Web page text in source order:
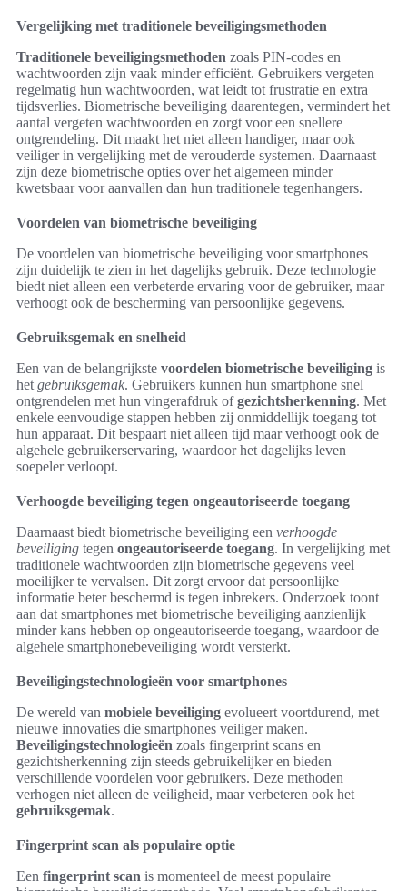
Vergelijking met traditionele beveiligingsmethoden
Traditionele beveiligingsmethoden zoals PIN-codes en
wachtwoorden zijn vaak minder efficiënt. Gebruikers vergeten
regelmatig hun wachtwoorden, wat leidt tot frustratie en extra
tijdsverlies. Biometrische beveiliging daarentegen, vermindert het
aantal vergeten wachtwoorden en zorgt voor een snellere
ontgrendeling. Dit maakt het niet alleen handiger, maar ook
veiliger in vergelijking met de verouderde systemen. Daarnaast
zijn deze biometrische opties over het algemeen minder
kwetsbaar voor aanvallen dan hun traditionele tegenhangers.
Voordelen van biometrische beveiliging
De voordelen van biometrische beveiliging voor smartphones
zijn duidelijk te zien in het dagelijks gebruik. Deze technologie
biedt niet alleen een verbeterde ervaring voor de gebruiker, maar
verhoogt ook de bescherming van persoonlijke gegevens.
Gebruiksgemak en snelheid
Een van de belangrijkste voordelen biometrische beveiliging is
het gebruiksgemak. Gebruikers kunnen hun smartphone snel
ontgrendelen met hun vingerafdruk ofgezichtsherkenning. Met
enkele eenvoudige stappen hebben zij onmiddellijk toegang tot
hun apparaat. Dit bespaart niet alleen tijd maar verhoogt ook de
algehele gebruikerservaring, waardoor het dagelijks leven
soepeler verloopt.
Verhoogde beveiliging tegen ongeautoriseerde toegang
Daarnaast biedt biometrische beveiliging een verhoogde
beveiliging tegen ongeautoriseerde toegang. In vergelijking met
traditionele wachtwoorden zijn biometrische gegevens veel
moeilijker te vervalsen. Dit zorgt ervoor dat persoonlijke
informatie beter beschermd is tegen inbrekers. Onderzoek toont
aan dat smartphones met biometrische beveiliging aanzienlijk
minder kans hebben op ongeautoriseerde toegang, waardoor de
algehele smartphonebeveiliging wordt versterkt.
Beveiligingstechnologieën voor smartphones
De wereld van mobiele beveiliging evolueert voortdurend, met
nieuwe innovaties die smartphones veiliger maken.
Beveiligingstechnologieën zoals fingerprint scans en
gezichtsherkenning zijn steeds gebruikelijker en bieden
verschillende voordelen voor gebruikers. Deze methoden
verhogen niet alleen de veiligheid, maar verbeteren ook het
gebruiksgemak.
Fingerprint scan als populaire optie
Een fingerprint scan is momenteel de meest populaire